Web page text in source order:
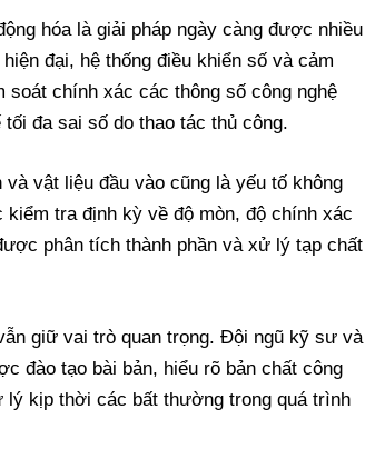
hóa là giải pháp ngày càng được nhiều
đại, hệ thống điều khiển số và cảm
soát chính xác các thông số công nghệ
đa sai số do thao tác thủ công.
vật liệu đầu vào cũng là yếu tố không
kiểm tra định kỳ về độ mòn, độ chính xác
phân tích thành phần và xử lý tạp chất
giữ vai trò quan trọng. Đội ngũ kỹ sư và
đào tạo bài bản, hiểu rõ bản chất công
lý kịp thời các bất thường trong quá trình